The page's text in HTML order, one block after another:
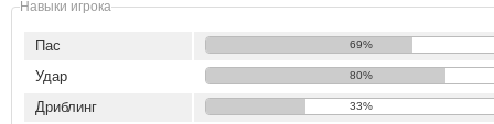
Навыки игрока
Пас 69%
Удар 80%
Дриблинг 33%